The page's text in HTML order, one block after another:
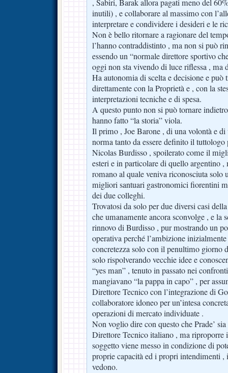
, Sabiri, Barak allora pagati meno del
inutili) , e collaborare al massimo con
interpretare e condividere i desideri e le
Non è bello ritornare a ragionare del
l’hanno contraddistinto , ma non si può
essendo un “normale direttore sportivo
oggi non sta vivendo di luce riflessa , ma
Ha autonomia di scelta e decisione e può
direttamente con la Proprietà e , con la
interpretazioni tecniche e di spesa.
A questo punto non si può tornare
hanno fatto “la storia” viola.
Il primo , Joe Barone , di una volontà e
norma tanto da essere definito il
Nicolas Burdisso , spoilerato come il
esteri e in particolare di quello argentino
romano al quale veniva riconosciuta solo
migliori santuari gastronomici fiorentini
dei due colleghi.
Trovatosi da solo per due diversi casi
che umanamente ancora sconvolge , e la
rinnovo di Burdisso , pur mostrando un
operativa perché l’ambizione
concretezza solo con il penultimo giorno
solo rispolverando vecchie idee e
“yes man” , tenuto in passato nei
mangiavano “la pappa in capo” , per
Direttore Tecnico con l’integrazione di
collaboratore idoneo per un’intesa
operazioni di mercato individuate .
Non voglio dire con questo che Prade’
Direttore Tecnico italiano , ma riproporre
soggetto viene messo in condizione di
proprie capacità ed i propri intendimenti
vedono.